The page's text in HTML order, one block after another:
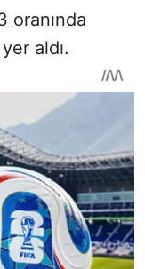
oranında
aldı.